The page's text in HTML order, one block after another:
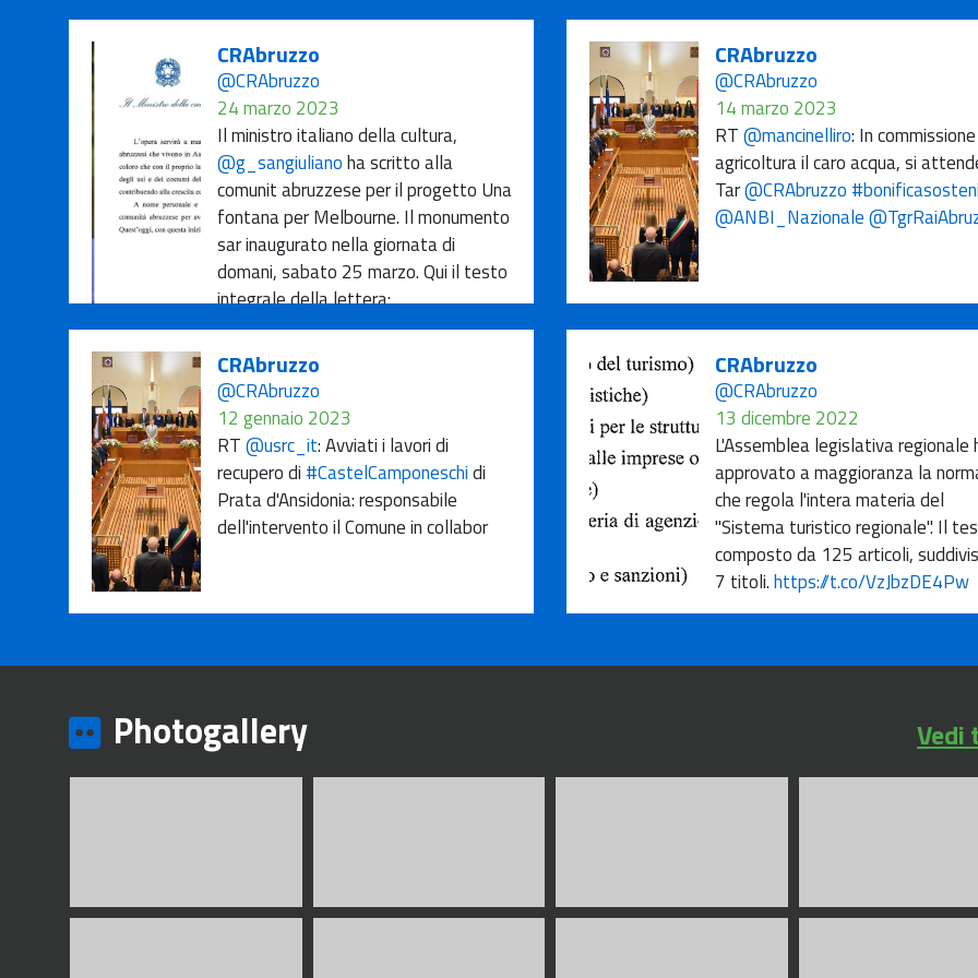
CRAbruzzo
@CRAbruzzo
24 marzo 2023
Il ministro italiano della cultura,
@g_sangiulianoha scritto alla
comunit abruzzese per il progetto Una
fontana per Melbourne. Il monumento
sar inaugurato nella giornata di
domani, sabato 25 marzo. Qui il testo
integrale della lettera:
https://t.co/mwruao2jGy
https://t.co/uQv8fFvtjQ
CRAbruzzo
@CRAbruzzo
14 marzo 2023
RT@mancinelliro: In commissione
agricoltura il caro acqua, si
Tar@CRAbruzzo
@ANBI_Nazionale
CRAbruzzo
@CRAbruzzo
12 gennaio 2023
RT@usrc_it: Avviati i lavori di
recupero di #CastelCamponeschidi
Prata d'Ansidonia: responsabile
dell'intervento il Comune in collabor
CRAbruzzo
@CRAbruzzo
13 dicembre 2022
L'Assemblea legislativa regionale
approvato a maggioranza la
che regola l'intera materia del
"Sistema turistico regionale". Il
composto da 125 articoli,
7 titoli.https://t.co/VzJbzDE4Pw
Photogallery